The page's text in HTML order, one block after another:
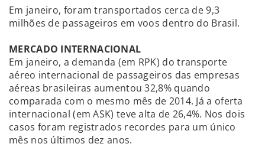
Em janeiro, foram transportados cerca de 9,3
milhões de passageiros em voos dentro do Brasil.
MERCADO INTERNACIONAL
Em janeiro, a demanda (em RPK) do transporte
aéreo internacional de passageiros das empresas
aéreas brasileiras aumentou 32,8% quando
comparada com o mesmo mês de 2014. Já a oferta
internacional (em ASK) teve alta de 26,4%. Nos dois
casos foram registrados recordes para um único
mês nos últimos dez anos.